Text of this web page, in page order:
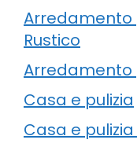
Arredamento
Rustico
Arredamento
Casa e pulizia
Casa e